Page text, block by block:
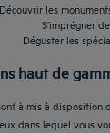
Découvrir les
S’imprégner
Déguster les
haut de
à mis à disposition
dans lequel